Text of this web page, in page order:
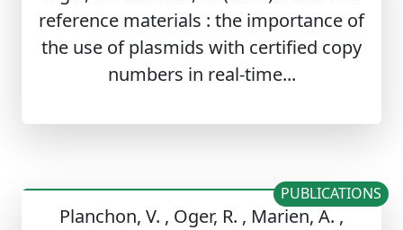
reference materials : the importance of
the use of plasmids with certified copy
numbers in real-time...
Planchon, V. , Oger, R. , Marien, A. ,
PUBLICATIONS